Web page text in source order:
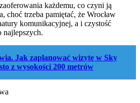
każdemu, co czyni ją
choć trzeba pamiętać, że Wrocław
komunikacyjnej, a i czystość
najlepszych.
Jak zaplanować wizytę w Sky
z wysokości 200 metrów